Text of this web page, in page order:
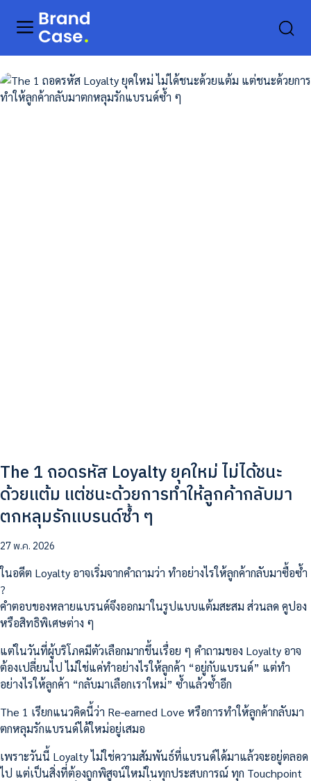
The 1 ถอดรหัส Loyalty ยุคใหม่ ไม่ได้ชนะ
ด้วยแต้ม แต่ชนะด้วยการทำให้ลูกค้ากลับมา
ตกหลุมรักแบรนด์ซ้ำ ๆ
27 พ.ค. 2026
ในอดีต Loyalty อาจเริ่มจากคำถามว่า ทำอย่างไรให้ลูกค้ากลับมาซื้อซ้ำ
?
คำตอบของหลายแบรนด์จึงออกมาในรูปแบบแต้มสะสม ส่วนลด คูปอง
หรือสิทธิพิเศษต่าง ๆ
แต่ในวันที่ผู้บริโภคมีตัวเลือกมากขึ้นเรื่อย ๆ คำถามของ Loyalty อาจ
ต้องเปลี่ยนไป ไม่ใช่แค่ทำอย่างไรให้ลูกค้า “อยู่กับแบรนด์” แต่ทำ
อย่างไรให้ลูกค้า “กลับมาเลือกเราใหม่” ซ้ำแล้วซ้ำอีก
The 1 เรียกแนวคิดนี้ว่า Re-earned Love หรือการทำให้ลูกค้ากลับมา
ตกหลุมรักแบรนด์ได้ใหม่อยู่เสมอ
เพราะวันนี้ Loyalty ไม่ใช่ความสัมพันธ์ที่แบรนด์ได้มาแล้วจะอยู่ตลอด
ไป แต่เป็นสิ่งที่ต้องถูกพิสูจน์ใหม่ในทุกประสบการณ์ ทุก Touchpoint